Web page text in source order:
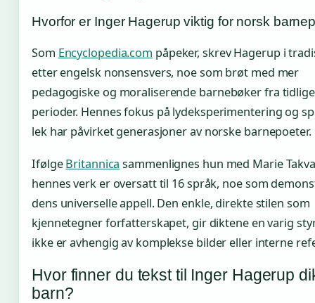
Hvorfor er Inger Hagerup viktig for norsk
Som Encyclopedia.com påpeker, skrev Hagerup i
etter engelsk nonsensvers, noe som brøt med mer
pedagogiske og moraliserende barnebøker fra
perioder. Hennes fokus på lydeksperimentering og
lek har påvirket generasjoner av norske barnepoeter.
IfølgeBritannica sammenlignes hun med Marie
hennes verk er oversatt til 16 språk, noe som
dens universelle appell. Den enkle, direkte stilen som
kjennetegner forfatterskapet, gir diktene en varig
ikke er avhengig av komplekse bilder eller interne
Hvor finner du tekst til Inger Hagerup
barn?